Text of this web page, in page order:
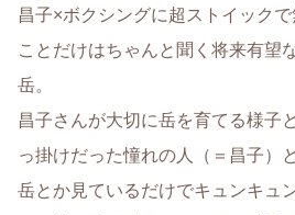
昌子×ボクシングに超ストイック
ことだけはちゃんと聞く将来有望
岳。
昌子さんが大切に岳を育てる様子
っ掛けだった憧れの人（＝昌子）
岳とか見ているだけでキュンキュ